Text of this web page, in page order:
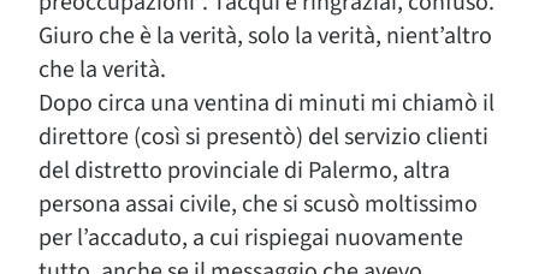
Giuro che è la verità, solo la verità, nient’altro
che la verità.
Dopo circa una ventina di minuti mi chiamò il
direttore (così si presentò) del servizio clienti
del distretto provinciale di Palermo, altra
persona assai civile, che si scusò moltissimo
per l’accaduto, a cui rispiegai nuovamente